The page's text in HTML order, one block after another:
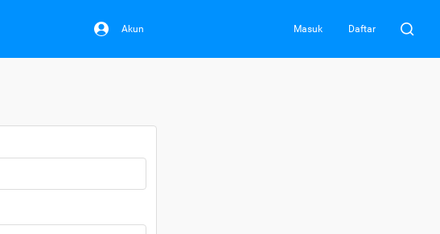
Akun Masuk Daftar